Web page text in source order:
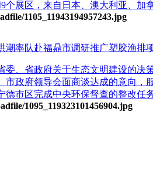
个展区，来自日本、澳大利亚、加
1105_11943194957243.jpg
潮率队赴福鼎市调研推广塑胶渔排
委、省政府关于生态文明建设的决
市政府领导会面商谈达成的意向，
德市区完成中央环保督查的整改任
1095_119323101456904.jpg